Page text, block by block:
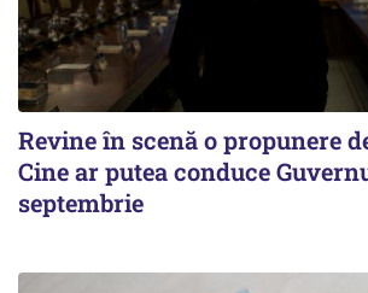
Revine în scenă o propunere
Cine ar putea conduce
septembrie